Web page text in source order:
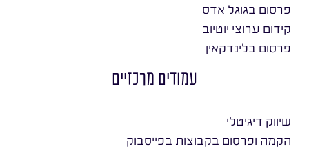
פרסום בגוגל אדס
קידום ערוצי יוטיוב
פרסום בלינדקאין
עמודים מרכזיים
שיווק דיגיטלי
הקמה ופרסום בקבוצות בפייסבוק